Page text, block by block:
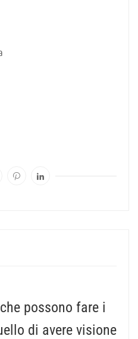
possono fare i
di avere visione